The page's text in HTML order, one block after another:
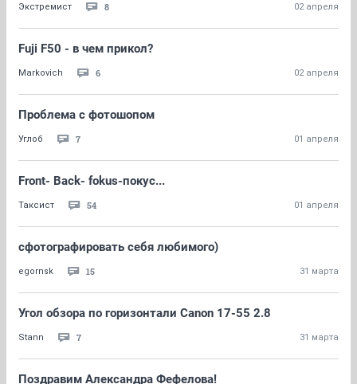
Экстремист 8 02 апреля
Fuji F50 - в чем прикол?
Markovich 6 02 апреля
Проблема с фотошопом
Углоб 7 01 апреля
Front- Back- fokus-покус...
Таксист 54 01 апреля
сфотографировать себя любимого)
egornsk 15 31 марта
Угол обзора по горизонтали Canon 17-55 2.8
Stann 7 31 марта
Поздравим Александра Фефелова!